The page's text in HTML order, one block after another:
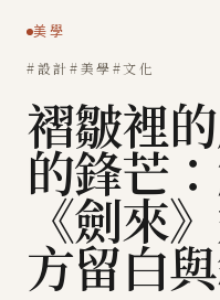
美學
#設計#美學#文化
褶皺裡
的鋒芒
《劍來
方留白